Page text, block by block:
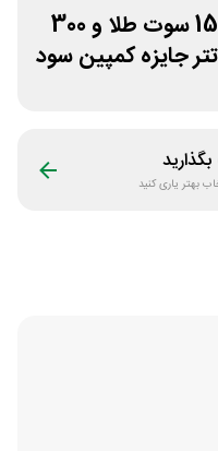
15 سوت طلا و 300
تتر جایزه کمپین سود
بهتر یاری کنید